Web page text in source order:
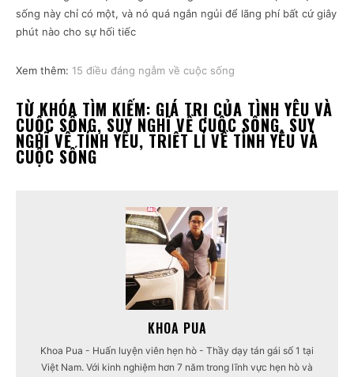
sống này chỉ có một, và nó quá ngắn ngủi để lãng phí bất cứ giây
phút nào cho sự hối tiếc
Xem thêm: 15 điều đáng ngẫm về cuộc sống
TỪ KHÓA TÌM KIẾM: GIÁ TRỊ CỦA TÌNH YÊU VÀ
CUỘC SỐNG, SUY NGHĨ VỀ CUỘC SỐNG, SUY
NGHĨ VỀ TÍNH YÊU, TRIẾT LÍ VỀ TÌNH YÊU VÀ
CUỘC SỐNG
KHOA PUA
Khoa Pua - Huấn luyện viên hẹn hò - Thầy dạy tán gái số 1 tại
Việt Nam. Với kinh nghiệm hơn 7 năm trong lĩnh vực hẹn hò và